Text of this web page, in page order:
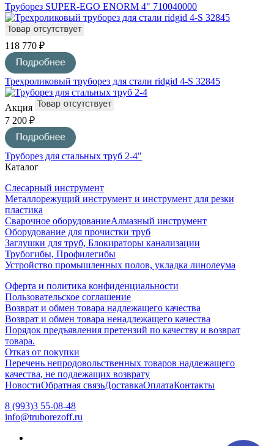
Труборез SUPER-EGO ENORM 4" 710040000
118 770 ₽
Трехроликовый труборез для стали ridgid 4-S 32845
Акция
7 200 ₽
Труборез для стальных труб 2-4"
Каталог
Слесарный инструмент
Металлорежущий инструмент и инструмент для резки
пластика
Сварочное оборудованиеАлмазный инструмент
Оборудование для прочистки труб
Заглушки для труб, Блокираторы канализации
Трубогибы, Профилегибы
Устройство промышленных полов, укладка линолеума
Оферта и политика конфиденциальности
Пользовательское соглашение
Возврат и обмен товара надлежащего качества
Возврат и обмен товара ненадлежащего качества
Порядок предъявления претензий по качеству и возврат
товара.
Отказ от покупки
Перечень непродовольственных товаров надлежащего
качества, не подлежащих возврату
НовостиОбратная связьДоставкаОплатаКонтакты
8 (993)3 55-08-48
info@truborezoff.ru